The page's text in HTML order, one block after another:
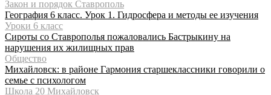
Закон и порядок Ставрополь
География 6 класс. Урок 1. Гидросфера и методы ее изучения
Уроки 6 класс
Сироты со Ставрополья пожаловались Бастрыкину на
нарушения их жилищных прав
Общество
Михайловск: в районе Гармония старшеклассники говорили о
семье с психологом
Школа 20 Михайловск